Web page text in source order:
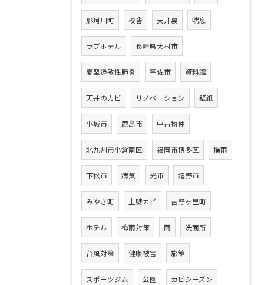
那珂川町 校舎 天井裏 喘息
ラブホテル 長崎県大村市
夏型過敏性肺炎 宇佐市 資料館
天井のカビ リノベーション 壁紙
小城市 鹿島市 中古物件
北九州市小倉南区 福岡市博多区 梅雨
下松市 病気 光市 嬉野市
みやき町 土壁カビ 吉野ヶ里町
ホテル 梅雨対策 雨 洗面所
台風対策 健康被害 旅館
スポーツジム 公園 カビシーズン